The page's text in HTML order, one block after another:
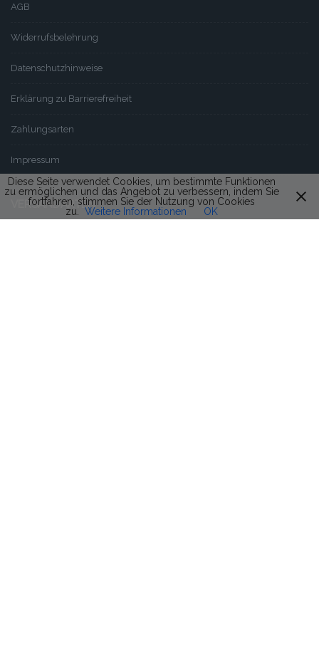
AGB
Widerrufsbelehrung
Datenschutzhinweise
Erklärung zu Barrierefreiheit
Zahlungsarten
Impressum
VERSANDARTEN
Diese Seite verwendet Cookies, um bestimmte Funktionen
zu ermöglichen und das Angebot zu verbessern, indem Sie
fortfahren, stimmen Sie der Nutzung von Cookies
zu.
Weitere Informationen OK